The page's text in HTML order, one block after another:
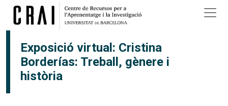
Vés al contingut
Exposició virtual: Cristina
Borderías: Treball, gènere i
història
×